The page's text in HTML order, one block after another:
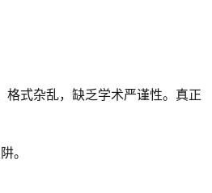
格式杂乱，缺乏学术严谨性。真正
。